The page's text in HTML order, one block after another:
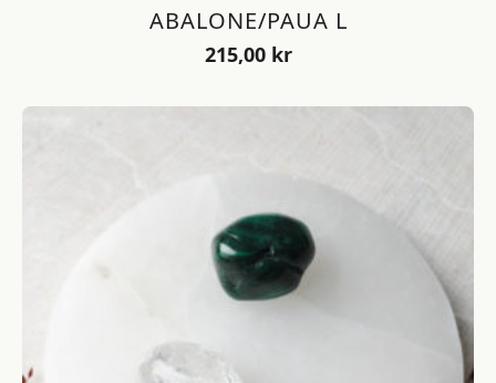
ABALONE/PAUA L
215,00 kr